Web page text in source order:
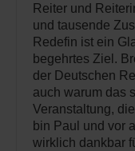
Reiter und
und tausende
Redefin ist ein
begehrtes Ziel.
der Deutschen
auch warum das
Veranstaltung,
bin Paul und vor
wirklich dankbar